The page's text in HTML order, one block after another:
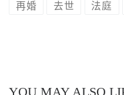
再婚 去世 法庭
YOU MAY ALSO